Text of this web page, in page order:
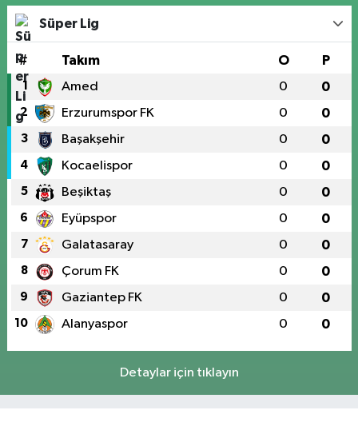
Süper Lig
# Takım O P
1 Amed 0 0
2 Erzurumspor FK 0 0
3 Başakşehir 0 0
4 Kocaelispor 0 0
5 Beşiktaş 0 0
6 Eyüpspor 0 0
7 Galatasaray 0 0
8 Çorum FK 0 0
9 Gaziantep FK 0 0
10 Alanyaspor 0 0
Detaylar için tıklayın